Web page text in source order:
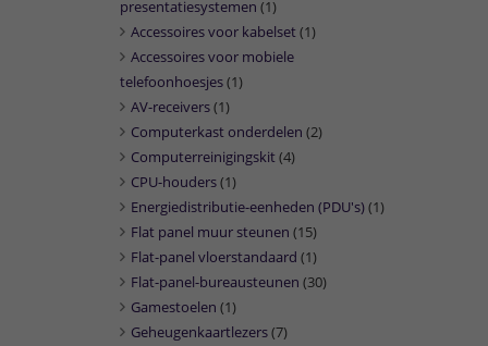
presentatiesystemen (1)
Accessoires voor kabelset(1)
Accessoires voor mobiele
telefoonhoesjes(1)
AV-receivers(1)
Computerkast onderdelen (2)
Computerreinigingskit(4)
CPU-houders(1)
Energiedistributie-eenheden (PDU's)(1)
Flat panel muur steunen (15)
Flat-panel vloerstandaard (1)
Flat-panel-bureausteunen (30)
Gamestoelen (1)
Geheugenkaartlezers(7)